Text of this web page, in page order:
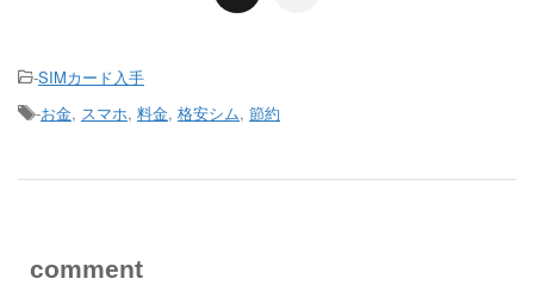
-SIMカード入手
-お金, スマホ, 料金, 格安シム, 節約
comment